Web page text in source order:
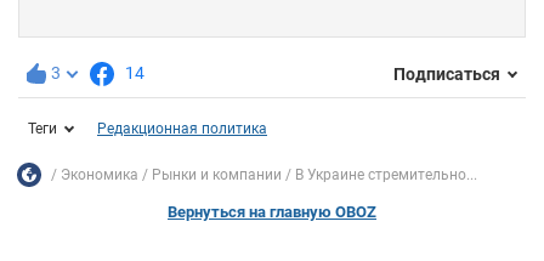
3 14 Подписаться
Теги Редакционная политика
Экономика Рынки и компании В Украине стремительно...
Вернуться на главную OBOZ